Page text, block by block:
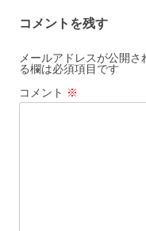
ゲ
ー
シ
ョ
コメントを残す
メールアドレスが公開さ
る欄は必須項目です
コメント ※